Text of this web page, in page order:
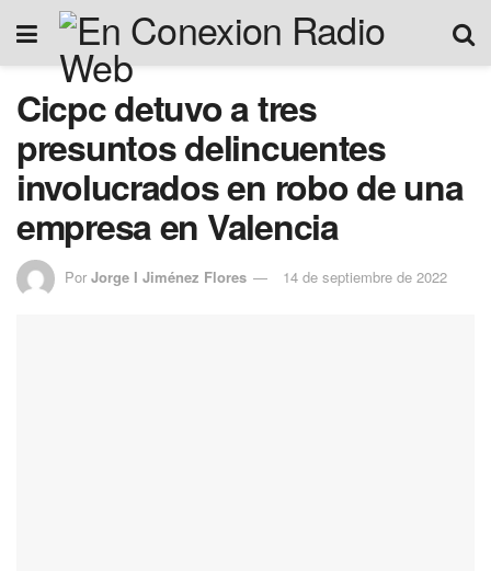
Cicpc detuvo a tres
presuntos delincuentes
involucrados en robo de una
empresa en Valencia
Por Jorge I Jiménez Flores 14 de septiembre de 2022